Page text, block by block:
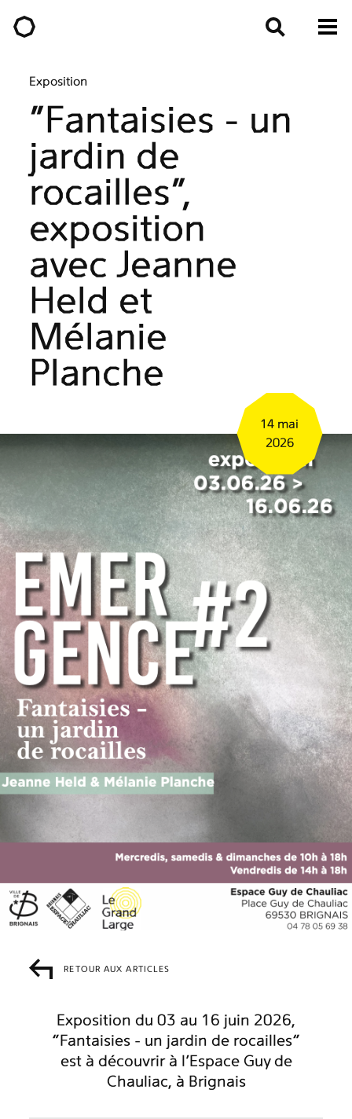
Exposition
"Fantaisies - un
jardin de
rocailles",
exposition
avec Jeanne
Held et
Mélanie
Planche
14 mai
2026
RETOUR AUX ARTICLES
Exposition du 03 au 16 juin 2026,
“Fantaisies - un jardin de rocailles”
est à découvrir à l’Espace Guy de
Chauliac, à Brignais